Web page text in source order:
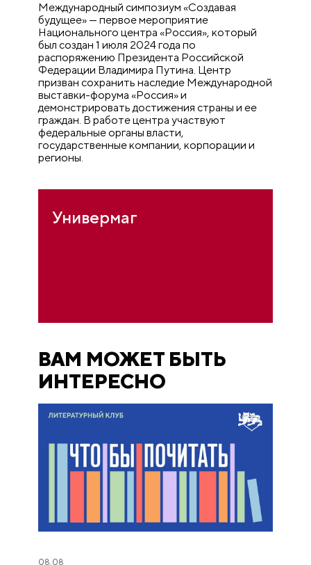
Международный симпозиум «Создавая
будущее» — первое мероприятие
Национального центра «Россия», который
был создан 1 июля 2024 года по
распоряжению Президента Российской
Федерации Владимира Путина. Центр
призван сохранить наследие Международной
выставки-форума «Россия» и
демонстрировать достижения страны и ее
граждан. В работе центра участвуют
федеральные органы власти,
государственные компании, корпорации и
регионы.
Универмаг
ВАМ МОЖЕТ БЫТЬ
ИНТЕРЕСНО
08.08